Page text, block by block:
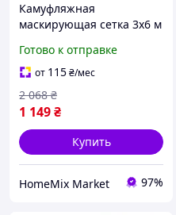
Камуфляжная
маскирующая сетка 3x6 м
100 стяжками для сада
кемпинга Gardlov
Готово к отправке
от 115₴/мес
1 149₴
2 068 ₴
Купить
HomeMix Market 97%